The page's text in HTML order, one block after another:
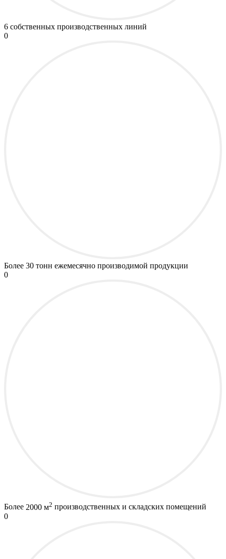
6 собственных производственных линий
0
Более 30 тонн ежемесячно производимой продукции
0
Более 2000 м2 производственных и складских помещений
0